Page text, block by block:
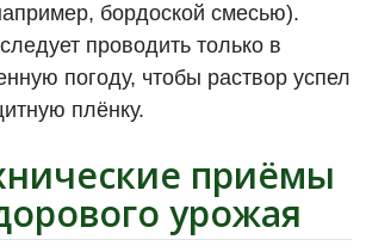
бордоской смесью).
проводить только в
погоду, чтобы раствор успел
плёнку.
приёмы
урожая